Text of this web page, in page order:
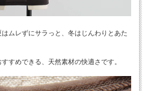
ムレずにサラっと、冬はじんわりとあた
すめできる、天然素材の快適さです。